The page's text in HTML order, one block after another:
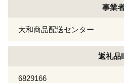
事業
大和商品配送センター
返礼品
6829166